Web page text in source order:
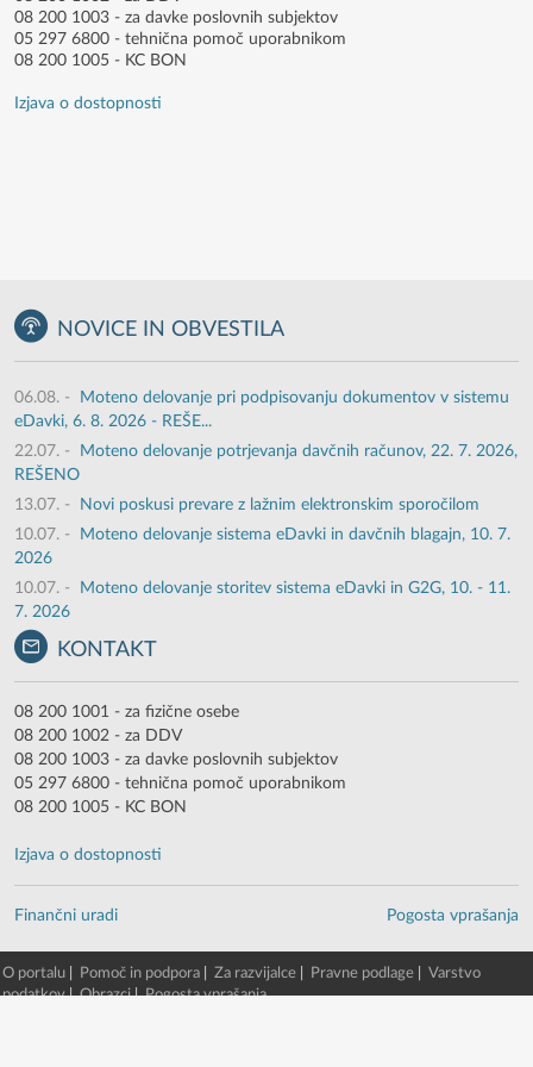
08 200 1003 - za davke poslovnih subjektov
05 297 6800 - tehnična pomoč uporabnikom
08 200 1005 - KC BON
Izjava o dostopnosti
NOVICE IN OBVESTILA
06.08. -
Moteno delovanje pri podpisovanju dokumentov v sistemu
eDavki, 6. 8. 2026 - REŠE...
22.07. -
Moteno delovanje potrjevanja davčnih računov, 22. 7. 2026,
REŠENO
13.07. -
Novi poskusi prevare z lažnim elektronskim sporočilom
10.07. -
Moteno delovanje sistema eDavki in davčnih blagajn, 10. 7.
2026
10.07. -
Moteno delovanje storitev sistema eDavki in G2G, 10. - 11.
7. 2026
KONTAKT
08 200 1001 - za fizične osebe
08 200 1002 - za DDV
08 200 1003 - za davke poslovnih subjektov
05 297 6800 - tehnična pomoč uporabnikom
08 200 1005 - KC BON
Izjava o dostopnosti
Finančni uradi Pogosta vprašanja
O portalu Pomoč in podpora Za razvijalce Pravne podlage
Varstvo
podatkov|Obrazci|Pogosta vprašanja